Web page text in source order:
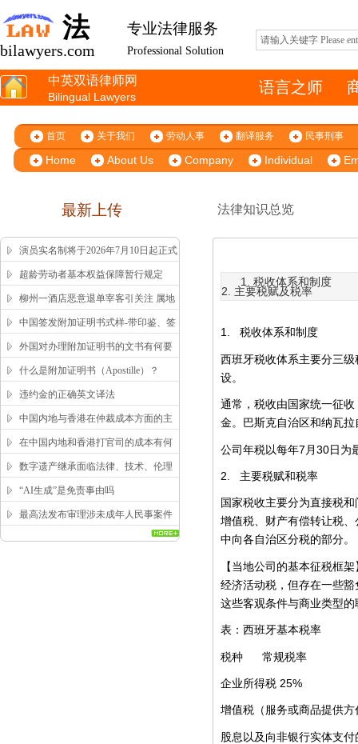
法 专业法律服务
Professional Solution
bilawyers.com
中英双语律师网
Bilingual Lawyers
语言之师
首页 关于我们 劳动人事 翻译服务 民事刑事
Home About Us Company Individual
最新上传 法律知识总览
演员实名制将于2026年7月10日起正式
施行
超龄劳动者基本权益保障暂行规定
柳州一酒店恶意退单宰客引关注 属地
市监局高效回应获舆论认可
中国签发附加证明书式样-带印鉴、签
字版本 China Apostille Sample
外国对办理附加证明书的文书有何要
求？
什么是附加证明书（Apostille）？
违约金的正确英文译法
中国内地与香港在仲裁成本方面的主
要区别
在中国内地和香港打官司的成本有何
区别？
数字遗产继承面临法律、技术、伦理
三重困局，该如何突破？
“AI生成”是免责事由吗
最高法发布审理涉未成年人民事案件
1. 税收体系和制度
2. 主要税赋及税率
1. 税收体系和制度
西班牙税收体系主要分三
设。
通常，税收由国家统一征
金。巴斯克自治区和纳瓦拉
公司年税以每年7 月 30日为
2. 主要税赋和税率
国家税收主要分为直接税
增值税、财产有偿转让税、
中向各自治区分税的部分。
【当地公司的基本征税框
经济活动税，但存在一些豁
这些客观条件与商业类型
表：西班牙基本税率
税种 常规税率
企业所得税 25%
增值税（服务或商品提供
股息以及向非银行实体支